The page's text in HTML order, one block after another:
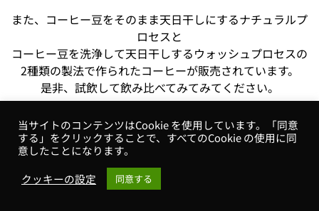
また、コーヒー豆をそのまま天日干しにするナチュラルプ
ロセスと
コーヒー豆を洗浄して天日干しするウォッシュプロセスの
2種類の製法で作られたコーヒーが販売されています。
是非、試飲して飲み比べてみてみてください。
当サイトのコンテンツはCookie を使用しています。「同意
する」をクリックすることで、すべてのCookie の使用に同
意したことになります。
クッキーの設定
同意する